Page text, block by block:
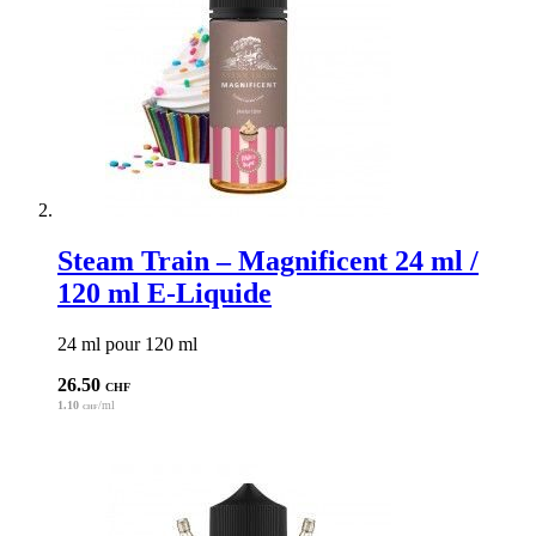
Notes aromatiques :tarte citron meringuée, pâte sablée, citron,
50 ml
60 ml P.E.T avec sécurité enfant
Ratio PG/VG :30/70
0 mg (prêt à booster)
Origine :
Steam Train – Magnificent 24 ml /
120 ml E-Liquide
24 ml pour 120 ml
26.50 CHF
1.10 CHF/ml